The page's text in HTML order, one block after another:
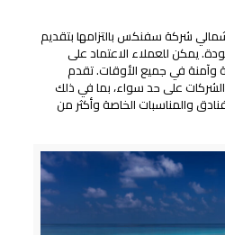
شركة سفنكس بالتزامها بتقديم
يمكن للعملاء الاعتماد على
وآمنة في جميع الأوقات. تقدم
على حد سواء، بما في ذلك
والمناسبات الخاصة وأكثر من